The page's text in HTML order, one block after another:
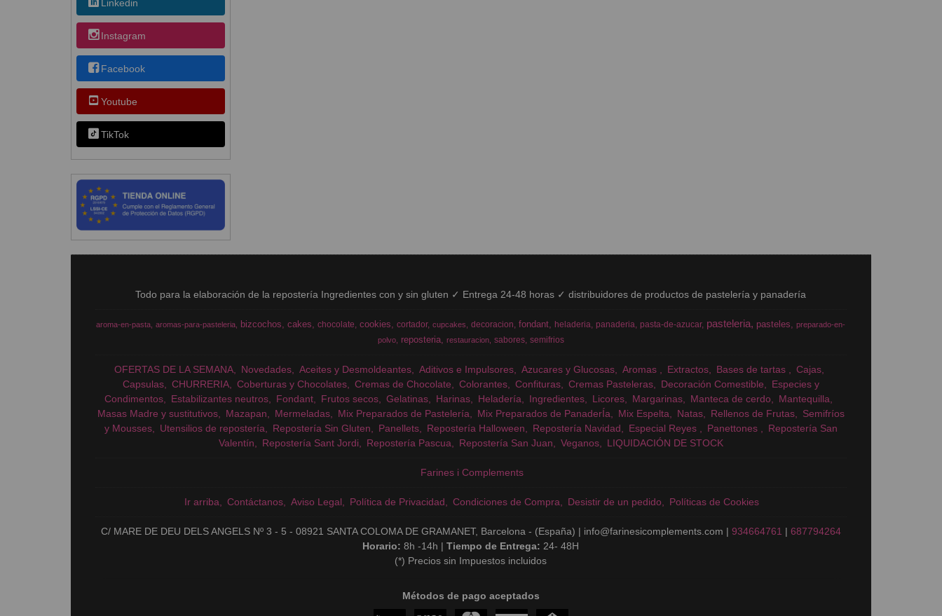
Linkedin
Instagram
Facebook
Youtube
TikTok
Todo para la elaboración de la repostería Ingredientes con y sin gluten ✓ Entrega 24-48 horas ✓ distribuidores de productos de pastelería y panadería
aroma-en-pasta aromas-para-pasteleria bizcochos cakes chocolate cookies cortador cupcakes decoracion fondant heladeria panaderia pasta-de-azucar pasteleria pasteles
preparado-en-
polvo
reposteria restauracion sabores semifrios
OFERTAS DE LA SEMANA Novedades Aceites y Desmoldeantes Aditivos e Impulsores Azucares y Glucosas Aromas Extractos Bases de tartas
Cajas
Capsulas
CHURRERIA Coberturas y Chocolates Cremas de Chocolate Colorantes Confituras Cremas Pasteleras Decoración Comestible
Especies y
Condimentos
Estabilizantes neutros Fondant Frutos secos Gelatinas Harinas Heladería Ingredientes Licores Margarinas Manteca de cerdo
Mantequilla
Masas Madre y sustitutivos
Mazapan Mermeladas Mix Preparados de Pastelería Mix Preparados de PanaderÍa Mix Espelta Natas Rellenos de Frutas
Semifríos
y Mousses
Utensilios de repostería Repostería Sin Gluten Panellets Repostería Halloween Repostería Navidad Especial Reyes Panettones
Repostería San
Valentín
Repostería Sant Jordi Repostería Pascua Repostería San Juan Veganos LIQUIDACIÓN DE STOCK
Farines i Complements
Ir arriba Contáctanos Aviso Legal Política de Privacidad Condiciones de Compra Desistir de un pedido Políticas de Cookies
C/ MARE DE DEU DELS ANGELS Nº 3 - 5 - 08921 SANTA COLOMA DE GRAMANET, Barcelona - (España) | info@farinesicomplements.com | 934664761 | 687794264
Horario:8h -14h |Tiempo de Entrega: 24- 48H
(*) Precios sin Impuestos incluidos
Métodos de pago aceptados